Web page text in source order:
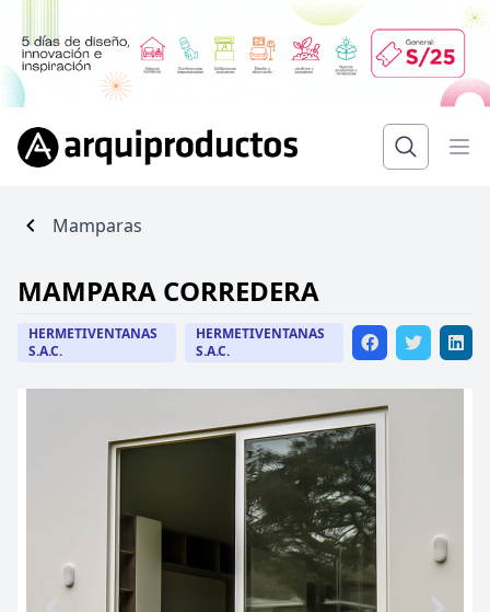
Mamparas
MAMPARA CORREDERA
HERMETIVENTANAS
S.A.C.
HERMETIVENTANAS
S.A.C.